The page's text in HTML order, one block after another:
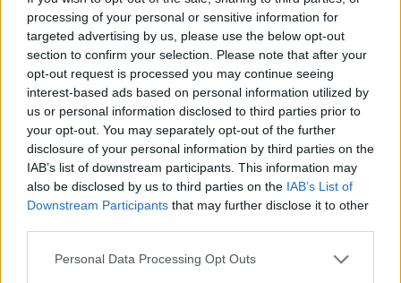
processing of your personal or sensitive information for
targeted advertising by us, please use the below opt-out
section to confirm your selection. Please note that after your
opt-out request is processed you may continue seeing
interest-based ads based on personal information utilized by
us or personal information disclosed to third parties prior to
your opt-out. You may separately opt-out of the further
disclosure of your personal information by third parties on the
IAB’s list of downstream participants. This information may
also be disclosed by us to third parties on the IAB’s List of
Downstream Participants that may further disclose it to other
Personal Data Processing Opt Outs
Lituania ngre alarmin për
një provokim rus me
“flamur të rremë” kundër
Kriza e Ebolës thellohet
në Kongo, punonjësit
shëndetësorë